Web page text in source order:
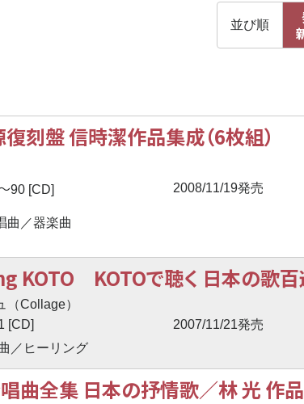
並び順
刻盤 信時潔作品集成（6枚組）
90 [CD] 2008/11/19発売
曲／器楽曲
KOTO KOTOで聴く 日本の歌
（Collage）
[CD]
2007/11/21発売
／ヒーリング
曲全集 日本の抒情歌／林 光 作